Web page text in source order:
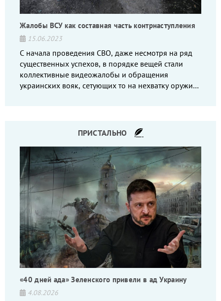
Жалобы ВСУ как составная часть контрнаступления
15.06.2023
С начала проведения СВО, даже несмотря на ряд
существенных успехов, в порядке вещей стали
коллективные видеожалобы и обращения
украинских вояк, сетующих то на нехватку оружия,
ПРИСТАЛЬНО
«40 дней ада» Зеленского привели в ад Украину
4.08.2026